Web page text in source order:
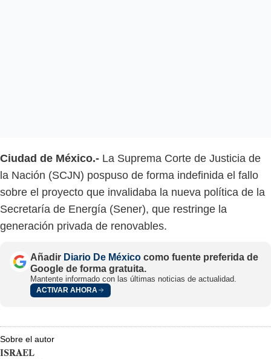
Ciudad de México.- La Suprema Corte de Justicia de
la Nación (SCJN) pospuso de forma indefinida el fallo
sobre el proyecto que invalidaba la nueva política de la
Secretaría de Energía (Sener), que restringe la
generación privada de renovables.
Añadir Diario De México como fuente preferida de
Google de forma gratuita.
Mantente informado con las últimas noticias de actualidad.
ACTIVAR AHORA
Sobre el autor
ISRAEL